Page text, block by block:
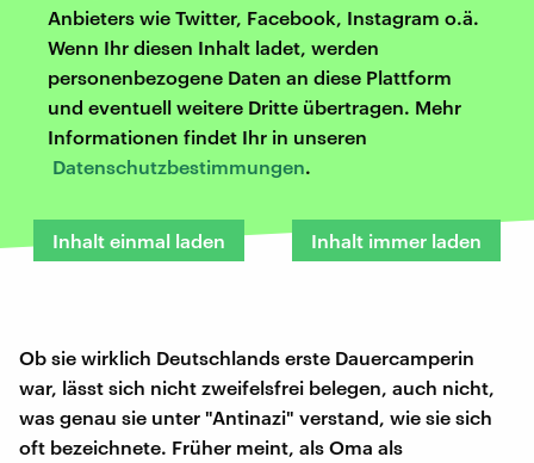
Anbieters wie Twitter, Facebook, Instagram o.ä.
Wenn Ihr diesen Inhalt ladet, werden
personenbezogene Daten an diese Plattform
und eventuell weitere Dritte übertragen. Mehr
Informationen findet Ihr in unseren
Datenschutzbestimmungen.
Inhalt einmal laden Inhalt immer laden
Ob sie wirklich Deutschlands erste Dauercamperin
war, lässt sich nicht zweifelsfrei belegen, auch nicht,
was genau sie unter "Antinazi" verstand, wie sie sich
oft bezeichnete. Früher meint, als Oma als